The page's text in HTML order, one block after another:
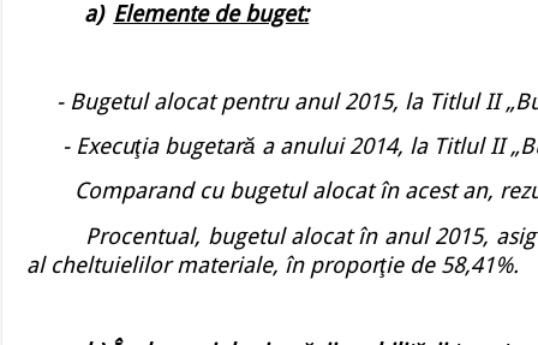
a) Elemente de buget:
- Bugetul alocat pentru anul 2015, la Titlul II
- Execuţia bugetară a anului 2014, la Titlul II
Comparand cu bugetul alocat în acest an,
Procentual, bugetul alocat în anul 2015,
al cheltuielilor materiale, în proporţie de 58,41%.